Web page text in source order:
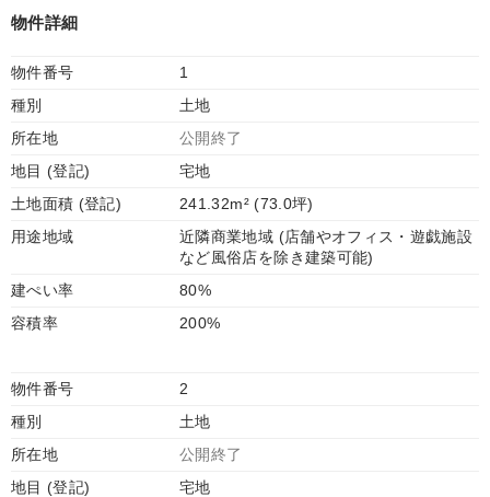
物件詳細
物件番号
1
種別
土地
所在地
公開終了
地目 (登記)
宅地
土地面積 (登記)
241.32m² (73.0坪)
用途地域
近隣商業地域 (店舗やオフィス・遊戯施設
など風俗店を除き建築可能)
建ぺい率
80%
容積率
200%
物件番号
2
種別
土地
所在地
公開終了
地目 (登記)
宅地